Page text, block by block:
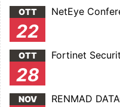
OTT
22
NetEye
OTT
28
Fortinet
NOV RENMAD